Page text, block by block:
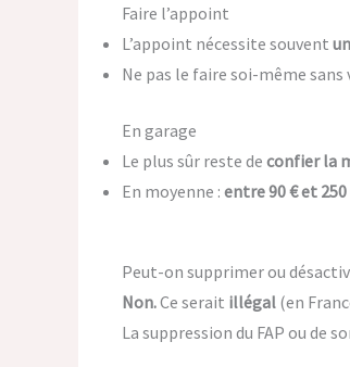
Faire l’appoint
L’appoint nécessite souvent
Ne pas le faire soi-même
En garage
Le plus sûr reste de confier la
En moyenne : entre 90 € et 250
Peut-on supprimer ou
Non.Ce serait illégal (en
La suppression du FAP ou de